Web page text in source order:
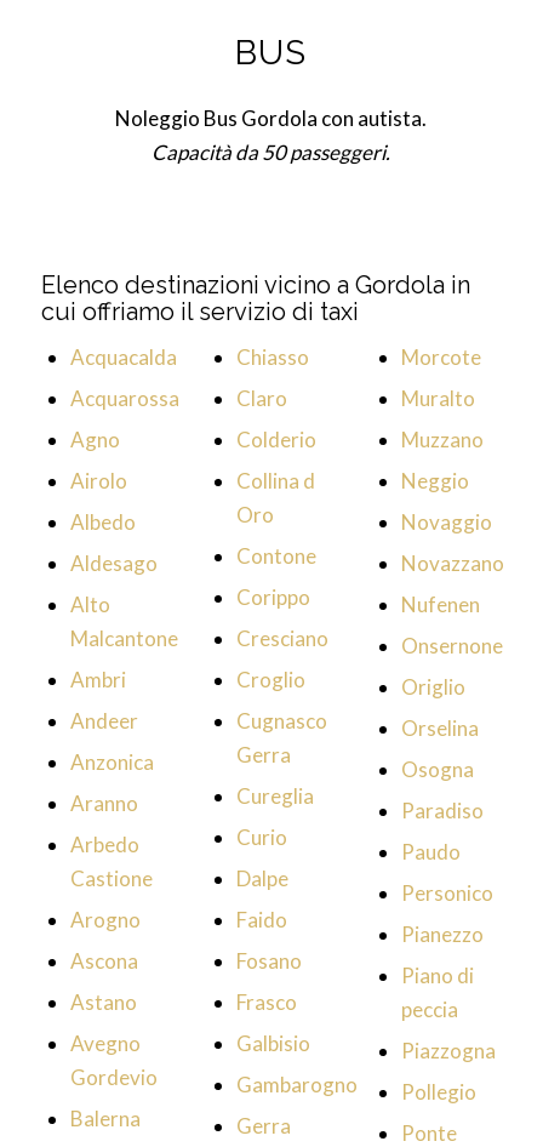
BUS
Noleggio Bus Gordola con autista.
Capacità da 50 passeggeri.
Elenco destinazioni vicino a Gordola in
cui offriamo il servizio di taxi
Acquacalda
Acquarossa
Agno
Airolo
Albedo
Aldesago
Alto
Malcantone
Ambri
Andeer
Anzonica
Aranno
Arbedo
Castione
Arogno
Ascona
Astano
Avegno
Gordevio
Balerna
Chiasso
Claro
Colderio
Collina d
Oro
Contone
Corippo
Cresciano
Croglio
Cugnasco
Gerra
Cureglia
Curio
Dalpe
Faido
Fosano
Frasco
Galbisio
Gambarogno
Gerra
Morcote
Muralto
Muzzano
Neggio
Novaggio
Novazzano
Nufenen
Onsernone
Origlio
Orselina
Osogna
Paradiso
Paudo
Personico
Pianezzo
Piano di
peccia
Piazzogna
Pollegio
Ponte